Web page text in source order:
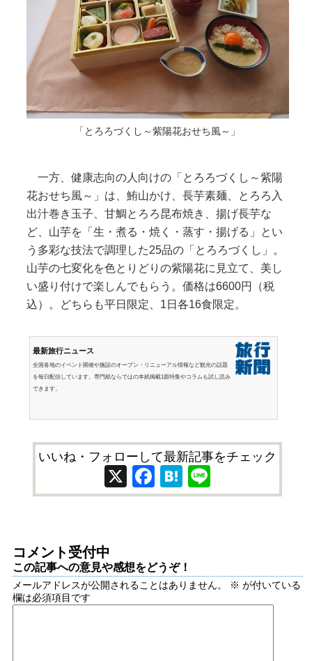
「とろろづくし～紫陽花おせち風～」
一方、健康志向の人向けの「とろろづくし～紫陽
花おせち風～」は、鮪山かけ、長芋素麺、とろろ入
出汁巻き玉子、甘鯛とろろ昆布焼き、揚げ長芋な
ど、山芋を「生・煮る・焼く・蒸す・揚げる」とい
う多彩な技法で調理した25品の「とろろづくし」。
山芋の七変化を色とりどりの紫陽花に見立て、美し
い盛り付けで楽しんでもらう。価格は6600円（税
込）。どちらも平日限定、1日各16食限定。
最新旅行ニュース
全国各地のイベント開催や施設のオープン・リニューアル情報など観光の話題
を毎日配信しています。専門紙ならではの本紙掲載1面特集やコラムも試し読み
できます。
いいね・フォローして最新記事をチェック
X Facebook
Hatena
コメント受付中
この記事への意見や感想をどうぞ！
メールアドレスが公開されることはありません。 ※ が付いている
欄は必須項目です